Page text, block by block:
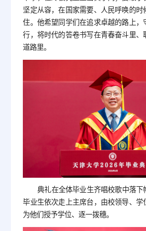
坚定从容，在国家需要、人民呼唤的时
住。他希望同学们在追求卓越的路上，
行，将时代的答卷书写在青春奋斗里、
道路里。
典礼在全体毕业生齐唱校歌中落下
毕业生依次走上主席台，由校领导、学
为他们授予学位、逐一拨穗。